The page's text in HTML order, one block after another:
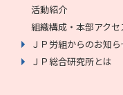
活動紹介
組織構成・本部アクセ
ＪＰ労組からのお知ら
ＪＰ総合研究所とは